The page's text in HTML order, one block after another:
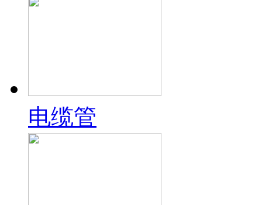
电缆管